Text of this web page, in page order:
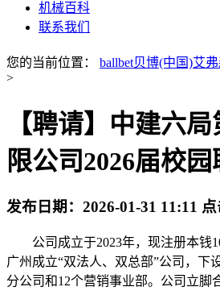
机械百科
联系我们
您的当前位置： ballbet贝博(中国)艾
>
【聘请】中建六
限公司2026届校园
发布日期： 2026-01-31 11:11 点
公司成立于2023年，现注册本钱
广州成立“双法人、双总部”公司，下
分公司和12个营销事业部。公司立脚